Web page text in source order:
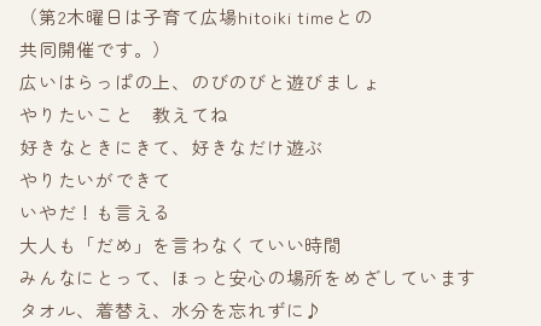
（第2木曜日は子育て広場hitoiki timeとの
共同開催です。）
広いはらっぱの上、のびのびと遊びましょ
やりたいこと 教えてね
好きなときにきて、好きなだけ遊ぶ
やりたいができて
いやだ！も言える
大人も「だめ」を言わなくていい時間
みんなにとって、ほっと安心の場所をめざしています
タオル、着替え、水分を忘れずに♪